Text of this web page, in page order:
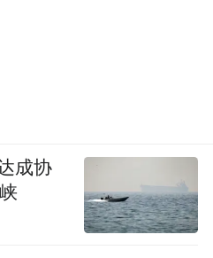
成协